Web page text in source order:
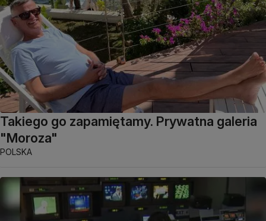
Takiego go zapamiętamy. Prywatna galeria
"Moroza"
POLSKA